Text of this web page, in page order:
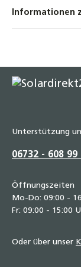
Informationen
Unterstützung
06732 - 608 99
Öffnungszeiten
Mo-Do: 09:00 -
Fr: 09:00 - 15:00
Oder über unser